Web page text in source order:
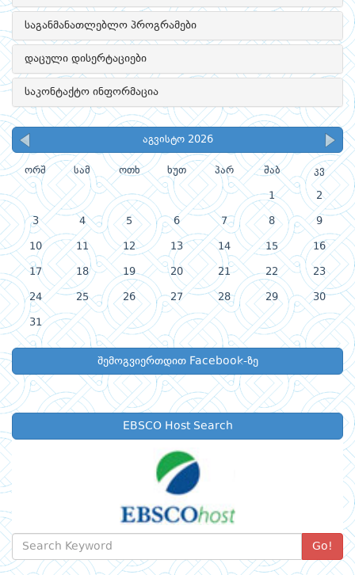
საგანმანათლებლო პროგრამები
დაცული დისერტაციები
საკონტაქტო ინფორმაცია
აგვისტო 2026
ორშ სამ ოთხ ხუთ პარ შაბ კვ
1 2
3 4 5 6 7 8 9
10 11 12 13 14 15 16
17 18 19 20 21 22 23
24 25 26 27 28 29 30
31
შემოგვიერთდით Facebook-ზე
EBSCO Host Search
Go!